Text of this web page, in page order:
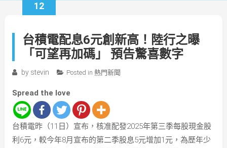
12
台積電配息6元創新高！陸行之曝
「可望再加碼」 預告驚喜數字
by stevin Posted in 熱門新聞
Spread the love
台積電昨（11日）宣布，核准配發2025年第三季每股現金股
利6元，較今年8月宣布的第二季股息5元增加1元，為歷年少